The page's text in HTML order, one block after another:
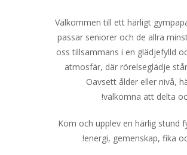
Välkommen till ett härligt
passar seniorer och de allra
oss tillsammans i en glädjefylld
atmosfär, där rörelseglädje
Oavsett ålder eller nivå,
välkomna att delta
Kom och upplev en härlig stund
energi, gemenskap, fika